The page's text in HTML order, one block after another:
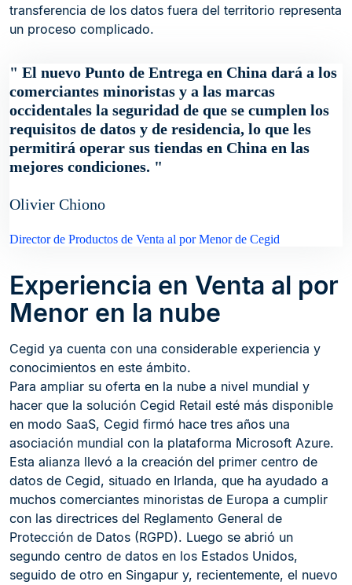
transferencia de los datos fuera del territorio representa
un proceso complicado.
El nuevo Punto de Entrega en China dará a los
comerciantes minoristas y a las marcas
occidentales la seguridad de que se cumplen los
requisitos de datos y de residencia, lo que les
permitirá operar sus tiendas en China en las
mejores condiciones.
Olivier Chiono
Director de Productos de Venta al por Menor de Cegid
Experiencia en Venta al por
Menor en la nube
Cegid ya cuenta con una considerable experiencia y
conocimientos en este ámbito.
Para ampliar su oferta en la nube a nivel mundial y
hacer que la solución Cegid Retail esté más disponible
en modo SaaS, Cegid firmó hace tres años una
asociación mundial con la plataforma Microsoft Azure.
Esta alianza llevó a la creación del primer centro de
datos de Cegid, situado en Irlanda, que ha ayudado a
muchos comerciantes minoristas de Europa a cumplir
con las directrices del Reglamento General de
Protección de Datos (RGPD). Luego se abrió un
segundo centro de datos en los Estados Unidos,
seguido de otro en Singapur y, recientemente, el nuevo